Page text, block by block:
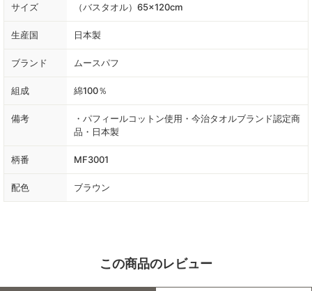
サイズ （バスタオル）65×120cm
生産国 日本製
ブランド ムースパフ
組成 綿100％
備考
・パフィールコットン使用・今治タオルブランド認定商
品・日本製
柄番 MF3001
配色 ブラウン
この商品のレビュー